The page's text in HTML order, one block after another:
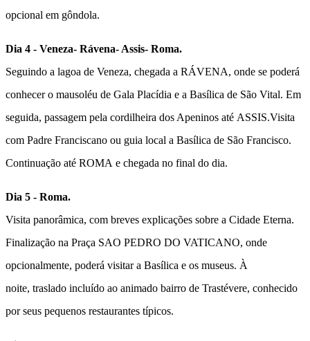
opcional em gôndola.
Dia 4 - Veneza- Rávena- Assis- Roma.
Seguindo a lagoa de Veneza, chegada a RÁVENA, onde se poderá
conhecer o mausoléu de Gala Placídia e a Basílica de São Vital. Em
seguida, passagem pela cordilheira dos Apeninos até ASSIS.Visita
com Padre Franciscano ou guia local a Basílica de São Francisco.
Continuação até ROMA e chegada no final do dia.
Dia 5 - Roma.
Visita panorâmica, com breves explicações sobre a Cidade Eterna.
Finalização na Praça SAO PEDRO DO VATICANO, onde
opcionalmente, poderá visitar a Basílica e os museus. À
noite, traslado incluído ao animado bairro de Trastévere, conhecido
por seus pequenos restaurantes típicos.